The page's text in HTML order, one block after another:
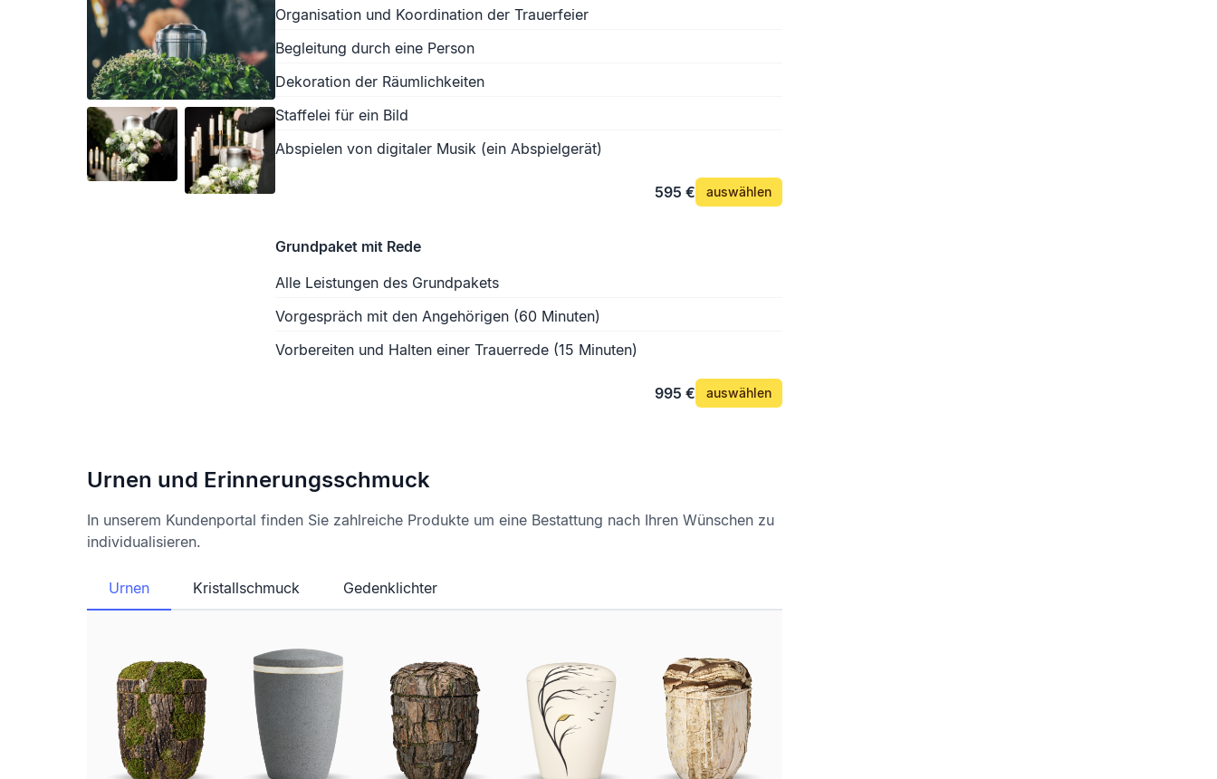
Organisation und Koordination der Trauerfeier
Begleitung durch eine Person
Dekoration der Räumlichkeiten
Staffelei für ein Bild
Abspielen von digitaler Musik (ein Abspielgerät)
595 € auswählen
Grundpaket mit Rede
Alle Leistungen des Grundpakets
Vorgespräch mit den Angehörigen (60 Minuten)
Vorbereiten und Halten einer Trauerrede (15 Minuten)
995 € auswählen
Urnen und Erinnerungsschmuck
In unserem Kundenportal finden Sie zahlreiche Produkte um eine Bestattung nach Ihren Wünschen zu
individualisieren.
Urnen Kristallschmuck Gedenklichter